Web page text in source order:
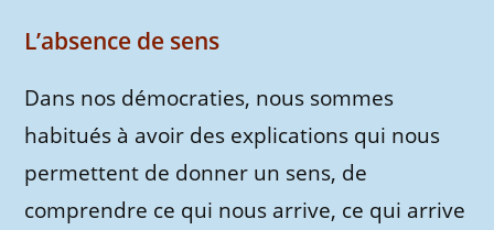
L’absence de sens
Dans nos démocraties, nous sommes
habitués à avoir des explications qui nous
permettent de donner un sens, de
comprendre ce qui nous arrive, ce qui arrive